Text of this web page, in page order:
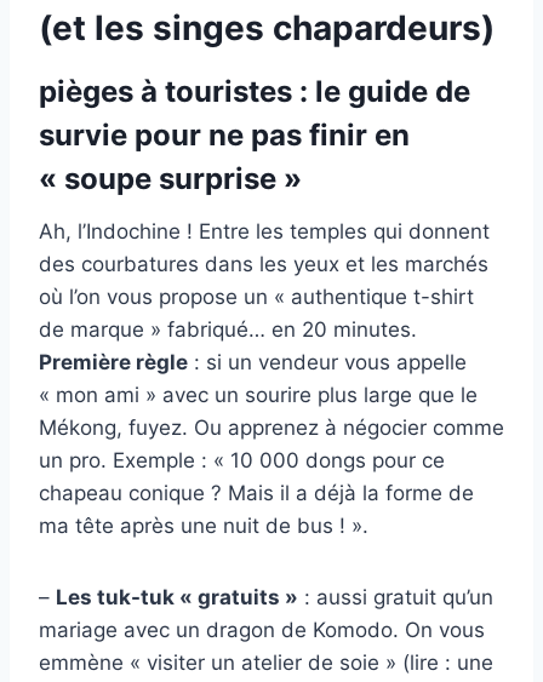
(et les singes chapardeurs)
pièges à touristes : le guide de
survie pour ne pas finir en
« soupe surprise »
Ah, l’Indochine ! Entre les temples qui donnent
des courbatures dans les yeux et les marchés
où l’on vous propose un « authentique t-shirt
de marque » fabriqué… en 20 minutes.
Première règle : si un vendeur vous appelle
« mon ami » avec un sourire plus large que le
Mékong, fuyez. Ou apprenez à négocier comme
un pro. Exemple : « 10 000 dongs pour ce
chapeau conique ? Mais il a déjà la forme de
ma tête après une nuit de bus ! ».
– Les tuk-tuk « gratuits » : aussi gratuit qu’un
mariage avec un dragon de Komodo. On vous
emmène « visiter un atelier de soie » (lire : une